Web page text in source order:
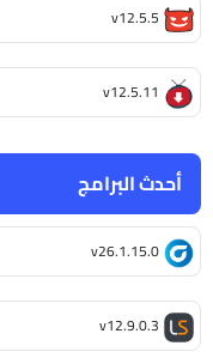
أحدث البرامج
v26.1.15.0
v12.9.0.3
v12.5.5
v12.5.11